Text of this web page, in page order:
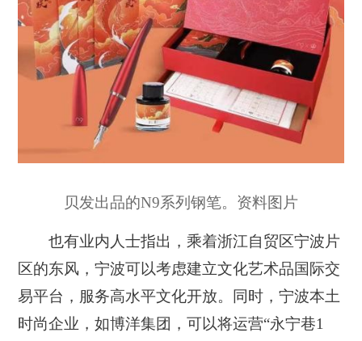
贝发出品的N9系列钢笔。资料图片
也有业内人士指出，乘着浙江自贸区宁波片
区的东风，宁波可以考虑建立文化艺术品国际交
易平台，服务高水平文化开放。同时，宁波本土
时尚企业，如博洋集团，可以将运营“永宁巷1